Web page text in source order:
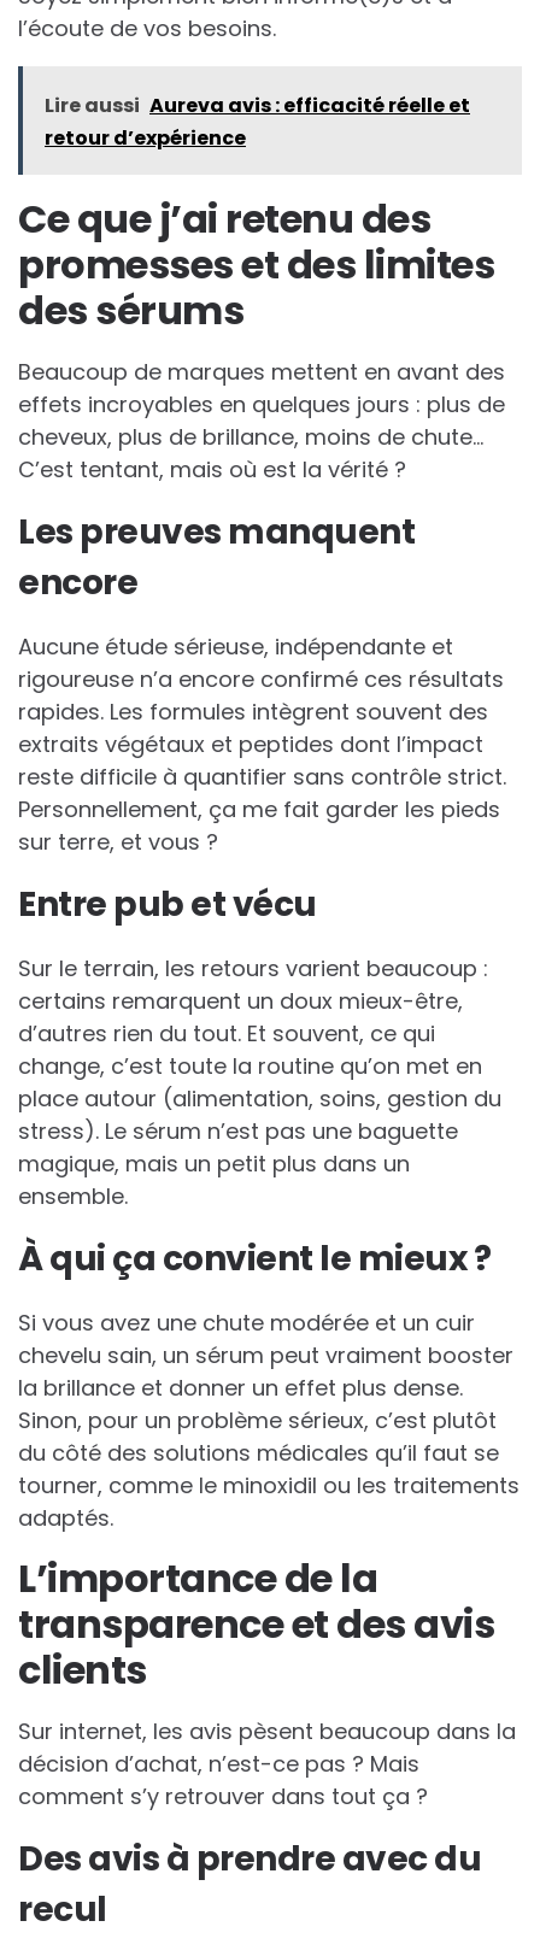
l’écoute de vos besoins.
Lire aussi Aureva avis : efficacité réelle et
retour d’expérience
Ce que j’ai retenu des
promesses et des limites
des sérums
Beaucoup de marques mettent en avant des
effets incroyables en quelques jours : plus de
cheveux, plus de brillance, moins de chute…
C’est tentant, mais où est la vérité ?
Les preuves manquent
encore
Aucune étude sérieuse, indépendante et
rigoureuse n’a encore confirmé ces résultats
rapides. Les formules intègrent souvent des
extraits végétaux et peptides dont l’impact
reste difficile à quantifier sans contrôle strict.
Personnellement, ça me fait garder les pieds
sur terre, et vous ?
Entre pub et vécu
Sur le terrain, les retours varient beaucoup :
certains remarquent un doux mieux-être,
d’autres rien du tout. Et souvent, ce qui
change, c’est toute la routine qu’on met en
place autour (alimentation, soins, gestion du
stress). Le sérum n’est pas une baguette
magique, mais un petit plus dans un
ensemble.
À qui ça convient le mieux ?
Si vous avez une chute modérée et un cuir
chevelu sain, un sérum peut vraiment booster
la brillance et donner un effet plus dense.
Sinon, pour un problème sérieux, c’est plutôt
du côté des solutions médicales qu’il faut se
tourner, comme le minoxidil ou les traitements
adaptés.
L’importance de la
transparence et des avis
clients
Sur internet, les avis pèsent beaucoup dans la
décision d’achat, n’est-ce pas ? Mais
comment s’y retrouver dans tout ça ?
Des avis à prendre avec du
recul